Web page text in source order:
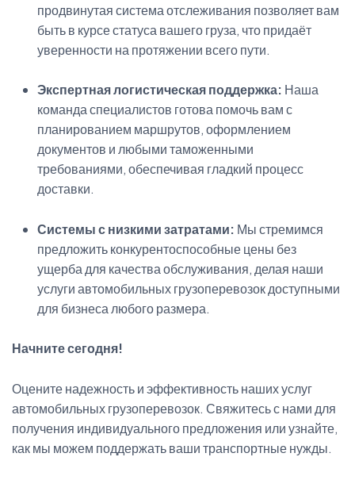
продвинутая система отслеживания позволяет вам
быть в курсе статуса вашего груза, что придаёт
уверенности на протяжении всего пути.
Экспертная логистическая поддержка: Наша
команда специалистов готова помочь вам с
планированием маршрутов, оформлением
документов и любыми таможенными
требованиями, обеспечивая гладкий процесс
доставки.
Системы с низкими затратами: Мы стремимся
предложить конкурентоспособные цены без
ущерба для качества обслуживания, делая наши
услуги автомобильных грузоперевозок доступными
для бизнеса любого размера.
Начните сегодня!
Оцените надежность и эффективность наших услуг
автомобильных грузоперевозок. Свяжитесь с нами для
получения индивидуального предложения или узнайте,
как мы можем поддержать ваши транспортные нужды.